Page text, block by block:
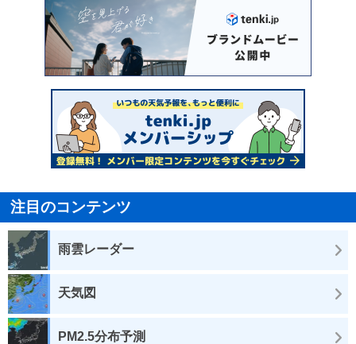
注目のコンテンツ
雨雲レーダー
天気図
PM2.5分布予測